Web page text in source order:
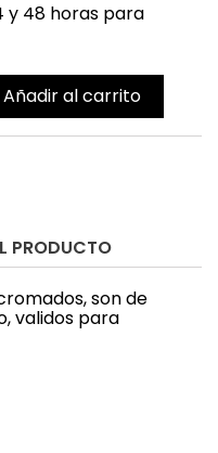
y 48 horas para
Añadir al carrito
PRODUCTO
son de
validos para